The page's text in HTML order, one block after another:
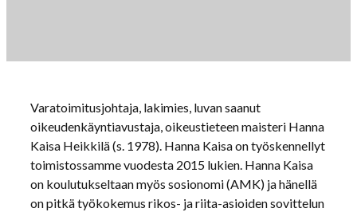
Varatoimitusjohtaja, lakimies, luvan saanut
oikeudenkäyntiavustaja, oikeustieteen maisteri Hanna
Kaisa Heikkilä (s. 1978). Hanna Kaisa on työskennellyt
toimistossamme vuodesta 2015 lukien. Hanna Kaisa
on koulutukseltaan myös sosionomi (AMK) ja hänellä
on pitkä työkokemus rikos- ja riita-asioiden sovittelun